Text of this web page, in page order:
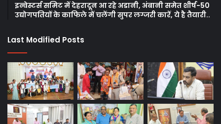
इन्वेस्टर्स समिट में देहरादून आ रहे अडानी, अंबानी समेत शीर्ष-50
उद्योगपतियों के काफिले में चलेंगी सुपर लग्जरी कारें, ये है तैयारी..
Last Modified Posts